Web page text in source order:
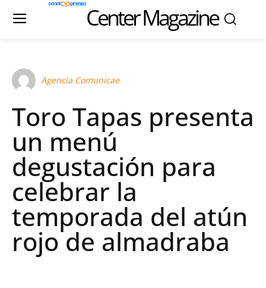
Center Magazine
Agencia Comunicae
Toro Tapas presenta
un menú
degustación para
celebrar la
temporada del atún
rojo de almadraba